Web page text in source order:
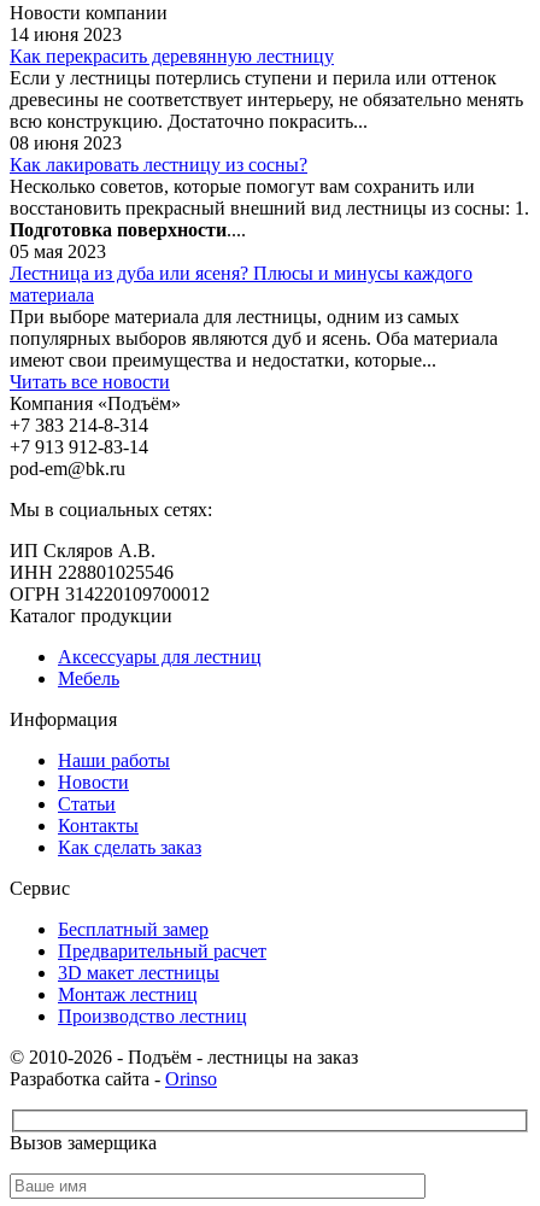
Новости компании
14 июня 2023
Как перекрасить деревянную лестницу
Если у лестницы потерлись ступени и перила или оттенок
древесины не соответствует интерьеру, не обязательно менять
всю конструкцию. Достаточно покрасить...
08 июня 2023
Как лакировать лестницу из сосны?
Несколько советов, которые помогут вам сохранить или
восстановить прекрасный внешний вид лестницы из сосны: 1.
Подготовка поверхности....
05 мая 2023
Лестница из дуба или ясеня? Плюсы и минусы каждого
материала
При выборе материала для лестницы, одним из самых
популярных выборов являются дуб и ясень. Оба материала
имеют свои преимущества и недостатки, которые...
Читать все новости
Компания «Подъём»
+7 383 214-8-314
+7 913 912-83-14
pod-em@bk.ru
Мы в социальных сетях:
ИП Скляров А.В.
ИНН 228801025546
ОГРН 314220109700012
Каталог продукции
Аксессуары для лестниц
Мебель
Информация
Наши работы
Новости
Статьи
Контакты
Как сделать заказ
Сервис
Бесплатный замер
Предварительный расчет
3D макет лестницы
Монтаж лестниц
Производство лестниц
© 2010-2026 - Подъём - лестницы на заказ
Разработка сайта - Orinso
Вызов замерщика